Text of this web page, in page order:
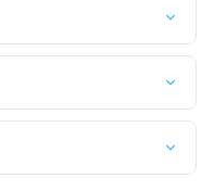
no cartão de crédito,
para solicitar troca.
ou e-mail.